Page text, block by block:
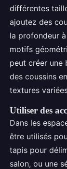
différentes
ajoutez des
la profondeur
motifs
peut créer une
des coussins
textures
Utiliser des
Dans les
être utilisés
tapis pour
salon, ou une